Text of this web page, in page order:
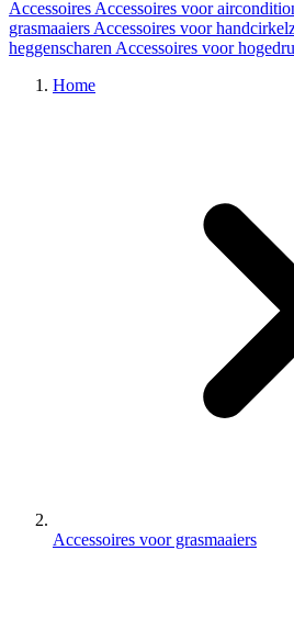
Accessoires Accessoires voor
grasmaaiers Accessoires voor
heggenscharen Accessoires voor
Home
Accessoires voor grasmaaiers